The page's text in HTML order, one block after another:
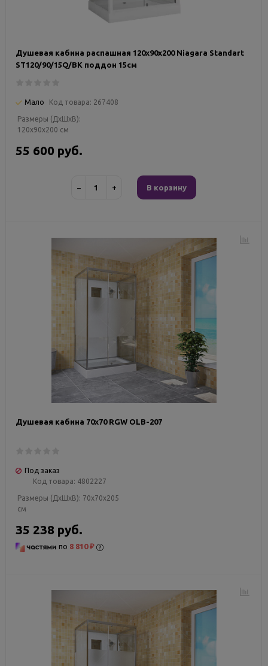
Душевая кабина распашная 120х90х200 Niagara Standart
ST120/90/15Q/BK поддон 15см
Мало Код товара: 267408
Размеры (ДxШxВ):
120x90x200 см
55 600 руб.
− + В корзину
Душевая кабина 70х70 RGW OLB-207
Под заказ
Код товара: 4802227
Размеры (ДxШxВ): 70x70x205
см
35 238 руб.
по 8 810 ₽